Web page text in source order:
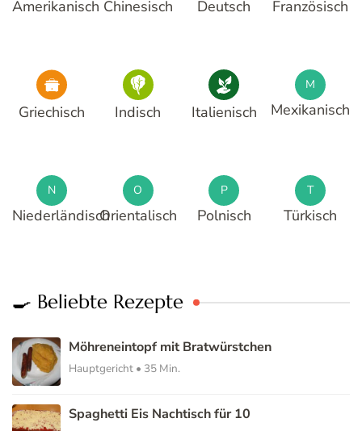
Amerikanisch Chinesisch Deutsch Französisch
Griechisch Indisch Italienisch
M
Mexikanisch
N
Niederländisch
O
Orientalisch
P
Polnisch
T
Türkisch
🍳 Beliebte Rezepte
Möhreneintopf mit Bratwürstchen
Hauptgericht • 35 Min.
Spaghetti Eis Nachtisch für 10